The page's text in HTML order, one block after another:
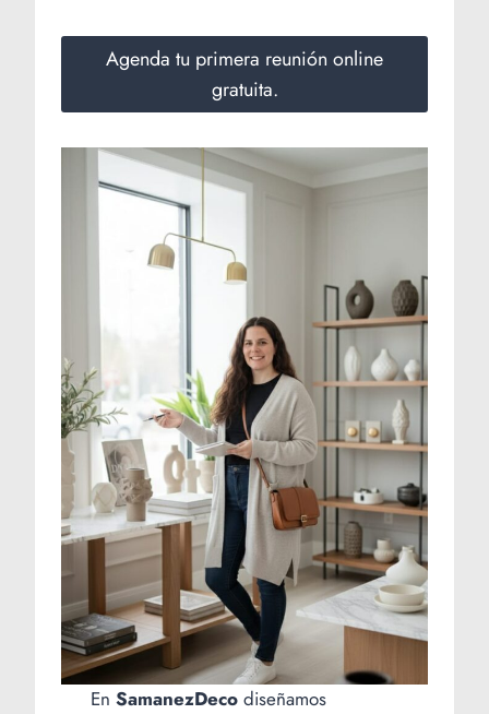
Agenda tu primera reunión online
gratuita.
En SamanezDecodiseñamos